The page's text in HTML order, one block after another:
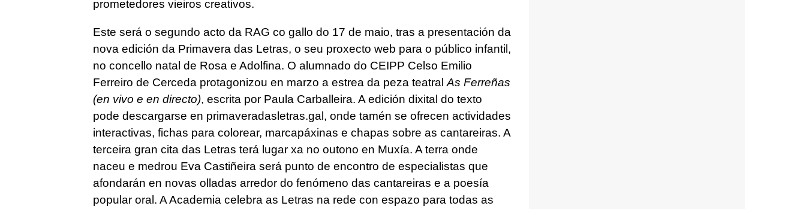
prometedores vieiros creativos.
Este será o segundo acto da RAG co gallo do 17 de maio, tras a presentación da
nova edición da Primavera das Letras, o seu proxecto web para o público infantil,
no concello natal de Rosa e Adolfina. O alumnado do CEIPP Celso Emilio
Ferreiro de Cerceda protagonizou en marzo a estrea da peza teatral As Ferreñas
(en vivo e en directo), escrita por Paula Carballeira. A edición dixital do texto
pode descargarse en primaveradasletras.gal, onde tamén se ofrecen actividades
interactivas, fichas para colorear, marcapáxinas e chapas sobre as cantareiras. A
terceira gran cita das Letras terá lugar xa no outono en Muxía. A terra onde
naceu e medrou Eva Castiñeira será punto de encontro de especialistas que
afondarán en novas olladas arredor do fenómeno das cantareiras e a poesía
popular oral. A Academia celebra as Letras na rede con espazo para todas as